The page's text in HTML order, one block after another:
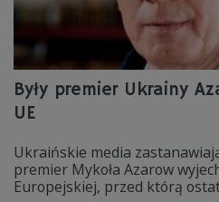
Były premier Ukrainy
UE
Ukraińskie media
premier Mykoła Azarow
Europejskiej, przed którą